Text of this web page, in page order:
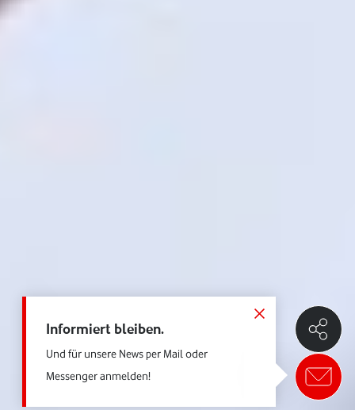
Informiert bleiben.
Und für unsere News per Mail oder
Messenger anmelden!